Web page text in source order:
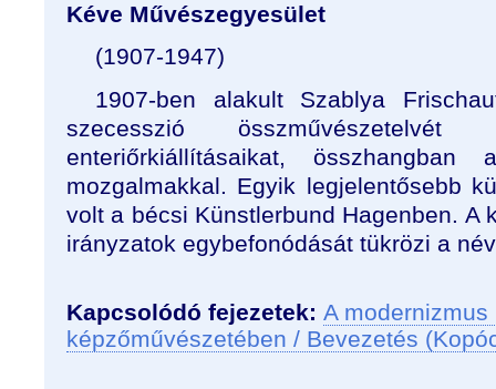
Kéve Művészegyesület
(1907-1947)
1907-ben alakult Szablya
szecesszió összművészetelvét
enteriőrkiállításaikat,
mozgalmakkal. Egyik legjelentősebb
volt a bécsi Künstlerbund Hagenben. A
irányzatok egybefonódását tükrözi a
Kapcsolódó fejezetek: A
képzőművészetében / Bevezetés